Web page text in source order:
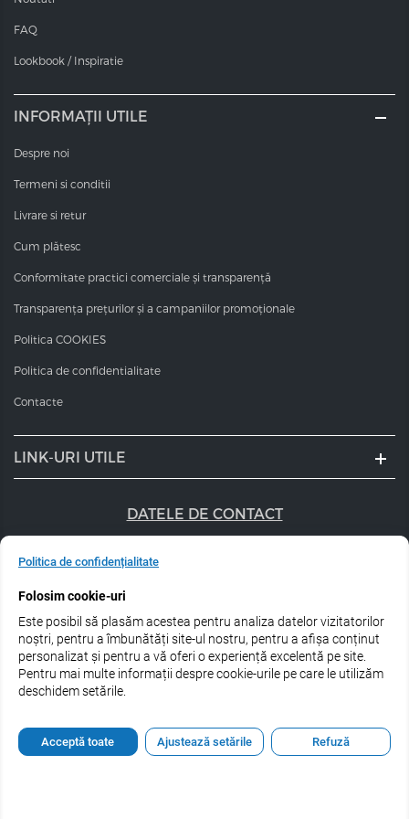
foarte puternice, pentru rezultate și mai exacte.
Valoarea pH-ului
funcție de nuanță.
FAQ
Lookbook / Inspiratie
INFORMAȚII UTILE
Despre noi
Termeni si conditii
Livrare si retur
Cum plătesc
Conformitate practici comerciale și transparență
Transparența prețurilor și a campaniilor promoționale
Politica COOKIES
Politica de confidentialitate
Contacte
LINK-URI UTILE
DATELE DE CONTACT
+40 747 056 359
Urmărește-ne pe rețele de socializare:
Politica de confidențialitate
Folosim cookie-uri
Este posibil să plasăm acestea pentru analiza datelor vizitatorilor
noștri, pentru a îmbunătăți site-ul nostru, pentru a afișa conținut
personalizat și pentru a vă oferi o experiență excelentă pe site.
Pentru mai multe informații despre cookie-urile pe care le utilizăm
deschidem setările.
Acceptă toate Ajustează setările Refuză